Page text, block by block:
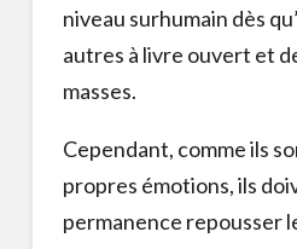
niveau surhumain dès
autres à livre ouvert et
masses.
Cependant, comme ils
propres émotions, ils
permanence repousser